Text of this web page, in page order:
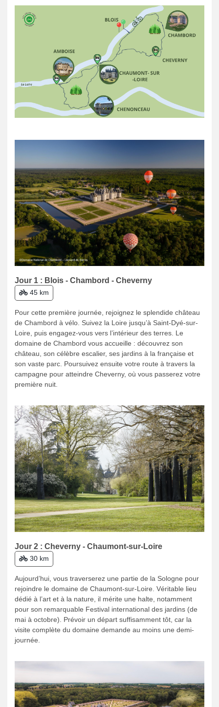
Jour 1 : Blois - Chambord - Cheverny
45 km
Pour cette première journée, rejoignez le splendide château
de Chambord à vélo. Suivez la Loire jusqu’à Saint-Dyé-sur-
Loire, puis engagez-vous vers l’intérieur des terres. Le
domaine de Chambord vous accueille : découvrez son
château, son célèbre escalier, ses jardins à la française et
son vaste parc. Poursuivez ensuite votre route à travers la
campagne pour atteindre Cheverny, où vous passerez votre
première nuit.
Jour 2 : Cheverny - Chaumont-sur-Loire
30 km
Aujourd’hui, vous traverserez une partie de la Sologne pour
rejoindre le domaine de Chaumont-sur-Loire. Véritable lieu
dédié à l’art et à la nature, il mérite une halte, notamment
pour son remarquable Festival international des jardins (de
mai à octobre). Prévoir un départ suffisamment tôt, car la
visite complète du domaine demande au moins une demi-
journée.